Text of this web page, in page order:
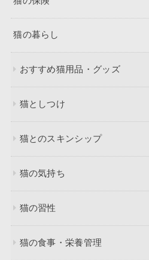
猫の暮らし
おすすめ猫用品・グッズ
猫としつけ
猫とのスキンシップ
猫の気持ち
猫の習性
猫の食事・栄養管理